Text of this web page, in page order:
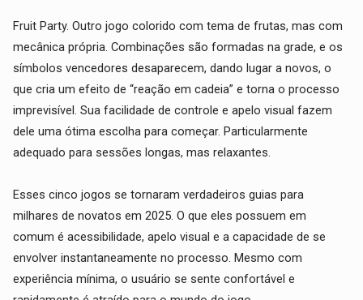
Fruit Party. Outro jogo colorido com tema de frutas, mas com
mecânica própria. Combinações são formadas na grade, e os
símbolos vencedores desaparecem, dando lugar a novos, o
que cria um efeito de “reação em cadeia” e torna o processo
imprevisível. Sua facilidade de controle e apelo visual fazem
dele uma ótima escolha para começar. Particularmente
adequado para sessões longas, mas relaxantes.
Esses cinco jogos se tornaram verdadeiros guias para
milhares de novatos em 2025. O que eles possuem em
comum é acessibilidade, apelo visual e a capacidade de se
envolver instantaneamente no processo. Mesmo com
experiência mínima, o usuário se sente confortável e